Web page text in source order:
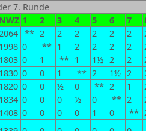
7. Runde
NWZ 1 2 3 4 5 6 7
** 2 2 2 2 2 2
1998 0 ** 1 2 2 2 2
1803 0 1 ** 1 1½ 2 2
1830 0 0 1 ** 2 1½ 2
1820 0 0 ½ 0 ** 2 1
1834 0 0 0 ½ 0 ** 2
1408 0 0 0 0 1 0 **